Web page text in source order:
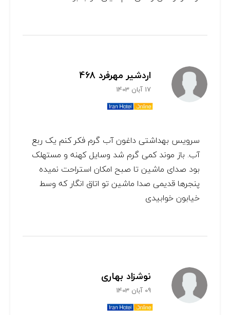
اردشیر مهرفرد 468
17 آبان 1403
سرویس بهداشتی داغون آب گرم فکر کنم یک ربع
آب. باز موند کمی گرم شد وسایل کهنه و مستهلک
بود صدای ماشین تا صبح امکان استراحت نمیده
پنجرها قدیمی صدا ماشین تو اتاق انگار که وسط
خیابون خوابیدی
نوشزاد بهاری
09 آبان 1403